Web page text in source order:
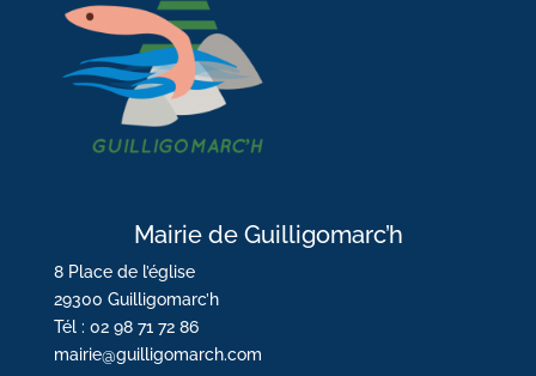
Mairie de Guilligomarc’h
8 Place de l’église
29300 Guilligomarc’h
Tél : 02 98 71 72 86
mairie@guilligomarch.com